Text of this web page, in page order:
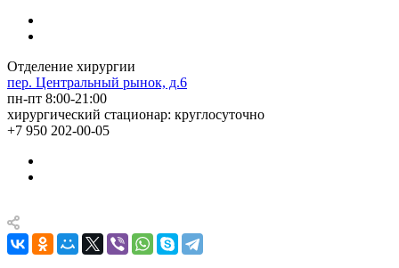
Отделение хирургии
пер. Центральный рынок, д.6
пн-пт 8:00-21:00
хирургический стационар: круглосуточно
+7 950 202-00-05